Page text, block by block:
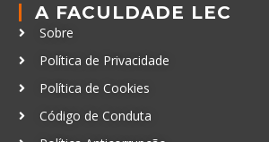
A FACULDADE LEC
Sobre
Política de Privacidade
Política de Cookies
Código de Conduta